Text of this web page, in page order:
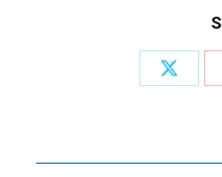
Deel